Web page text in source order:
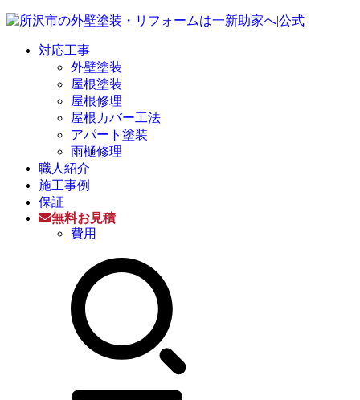
対応工事
外壁塗装
屋根塗装
屋根修理
屋根カバー工法
アパート塗装
雨樋修理
職人紹介
施工事例
保証
無料お見積
費用